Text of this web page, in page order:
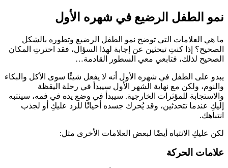
الطفل الرضيع في شهره الأول
هي العلامات التي توضح نمو الطفل الرضيع وتطوره بالشكل
إذا كنتِ تبحثين عن إجابة لهذا السؤال، فقد اخترتِ المكان
لذلك، فتابعي معي السطور القادمة…
على الطفل في شهره الأول أنه لا يفعل شيئًا سوى الأكل والبكاء
ولكن مع نهاية الشهر الأول سيبدأ في رحلة اليقظة
للمؤثرات الخارجية. سيبدأ في وضع يده في فمه، سينتبه
عندما تتحدثين، وقد يُحرك جسده أحيانًا للرد عليكِ أو لجذب
عليكِ الانتباه أيضًا لبعض العلامات الأخرى مثل:
الحركة